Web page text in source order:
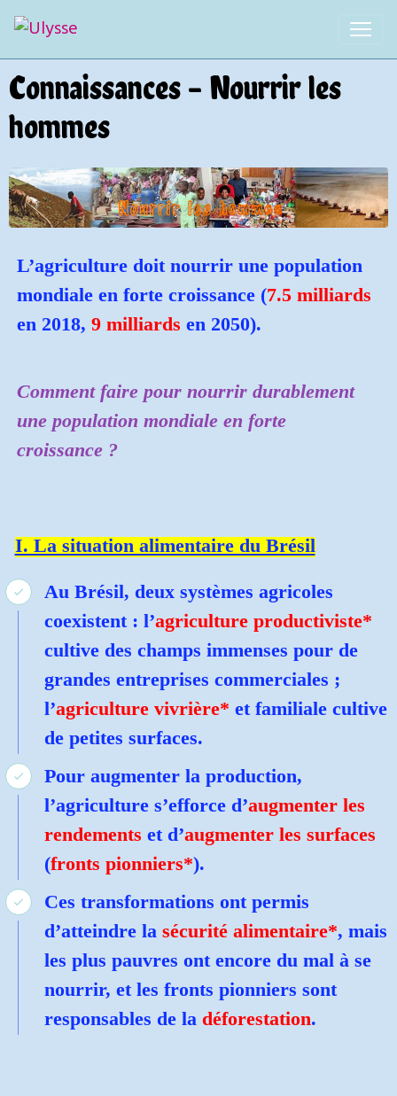
Connaissances - Nourrir les
hommes
L’agriculture doit nourrir une population
mondiale en forte croissance (7.5 milliards
en 2018, 9 milliards en 2050).
Comment faire pour nourrir durablement
une population mondiale en forte
croissance ?
I. La situation alimentaire du Brésil
Au Brésil, deux systèmes agricoles
coexistent : l’agriculture productiviste*
cultive des champs immenses pour de
grandes entreprises commerciales ;
l’agriculture vivrière* et familiale cultive
de petites surfaces.
Pour augmenter la production,
l’agriculture s’efforce d’augmenter les
rendements et d’augmenter les surfaces
(fronts pionniers*).
Ces transformations ont permis
d’atteindre la sécurité alimentaire*, mais
les plus pauvres ont encore du mal à se
nourrir, et les fronts pionniers sont
responsables de la déforestation.